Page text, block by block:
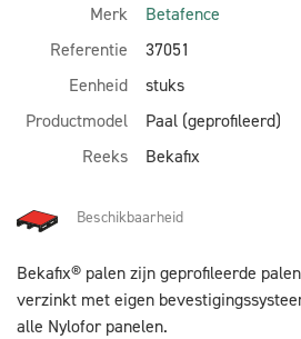
Merk
Betafence
Referentie
37051
Eenheid
stuks
Productmodel
Paal (geprofileerd)
Reeks
Bekafix
Beschikbaarheid
Bekafix® palen zijn geprofileerde
verzinkt met eigen
alle Nylofor panelen.